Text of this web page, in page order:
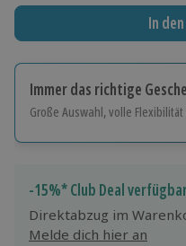
In
Immer das richtige
Große Auswahl, volle
Jeder Gutschein für alle
Maximale Sicherheit
3 Jahre gültig & verlängerbar.
-15%* Club Deal
Direktabzug im
Melde dich hier an